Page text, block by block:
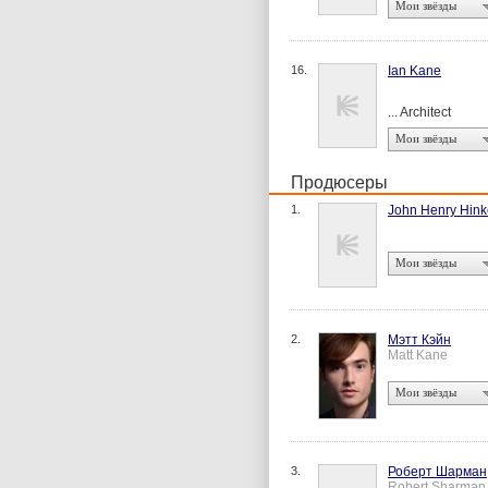
Мои звёзды
16. Ian Kane
... Architect
Мои звёзды
Продюсеры
1. John Henry
Мои звёзды
2.
Мэтт Кэйн
Matt Kane
Мои звёзды
3.
Роберт Шарман